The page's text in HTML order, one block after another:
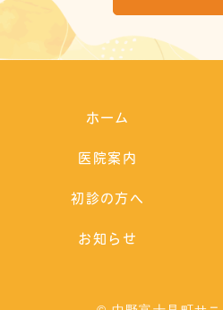
ホーム
医院案内
初診の方へ
お知らせ